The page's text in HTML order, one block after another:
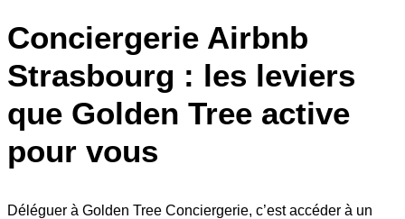
Conciergerie Airbnb
Strasbourg : les leviers
que Golden Tree active
pour vous
Déléguer à Golden Tree Conciergerie, c’est accéder à un